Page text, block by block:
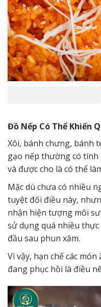
Đồ Nếp Có Thể Khiến
Xôi, bánh chưng, bánh
gạo nếp thường có
và được cho là có thể
Mặc dù chưa có nhiều
tuyệt đối điều này,
nhận hiện tượng môi
sử dụng quá nhiều
đầu sau phun xăm.
Vì vậy, hạn chế các
đang phục hồi là điều